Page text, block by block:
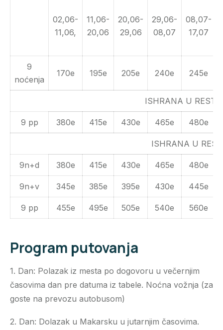
02,06-
11,06,
11,06-
20,06
20,06-
29,06
29,06-
08,07
08,07-
17,07
9
noćenja
170e 195e 205e 240e 245e
ISHRANA U
9 pp 380e 415e 430e 465e 480e
ISHRANA U
9n+d 380e 415e 430e 465e 480e
9n+v 345e 385e 395e 430e 445e
9 pp 455e 495e 505e 540e 560e
Program putovanja
1. Dan: Polazak iz mesta po dogovoru u večernjim
časovima dan pre datuma iz tabele. Noćna vožnja (za
goste na prevozu autobusom)
2. Dan: Dolazak u Makarsku u jutarnjim časovima.